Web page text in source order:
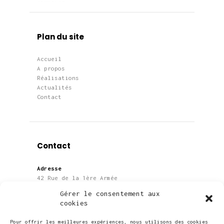
Gérer le consentement aux
cookies
Pour offrir les meilleures expériences, nous utilisons des cookies
Plan du site
Accueil
A propos
Réalisations
Actualités
Contact
Contact
Adresse
42 Rue de la 1ère Armée
06 28 91 39 08